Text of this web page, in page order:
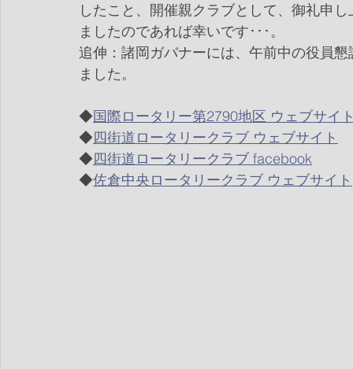
したこと、開催親クラブとして、御礼申
ましたのであれば幸いです･･･。
追伸：諸岡ガバナーには、午前中の役員
ました。
◆国際ロータリー第2790地区 ウェブサイ
◆四街道ロータリークラブ ウェブサイト
◆四街道ロータリークラブ facebook
◆佐倉中央ロータリークラブ ウェブサイト